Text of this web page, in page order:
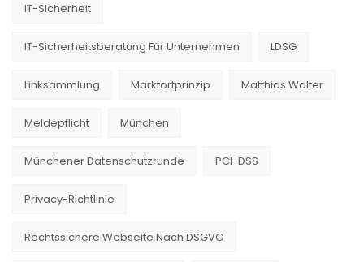
IT-Sicherheit
IT-Sicherheitsberatung Für Unternehmen LDSG
Linksammlung Marktortprinzip Matthias Walter
Meldepflicht München
Münchener Datenschutzrunde PCI-DSS
Privacy-Richtlinie
Rechtssichere Webseite Nach DSGVO